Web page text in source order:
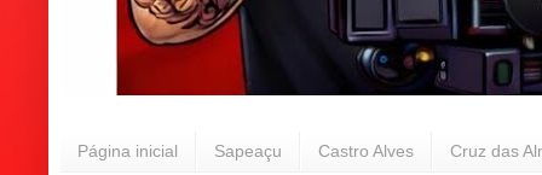
Página inicial Sapeaçu Castro Alves Cruz das